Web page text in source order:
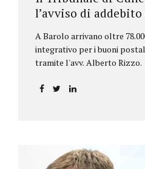
l’avviso di addebito
A Barolo arrivano oltre
integrativo per i buoni
tramite l'avv. Alberto Rizzo.